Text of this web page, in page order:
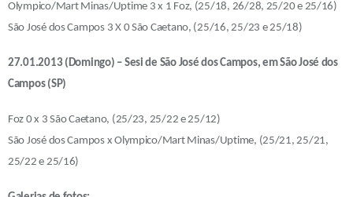
Olympico/Mart Minas/Uptime 3 x 1 Foz, (25/18, 26/28, 25/20 e 25/16)
São José dos Campos 3 X 0 São Caetano, (25/16, 25/23 e 25/18)
27.01.2013 (Domingo) – Sesi de São José dos Campos, em São José dos
Campos (SP)
Foz 0 x 3 São Caetano, (25/23, 25/22 e 25/12)
São José dos Campos x Olympico/Mart Minas/Uptime, (25/21, 25/21,
25/22 e 25/16)